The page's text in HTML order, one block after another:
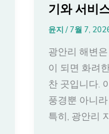
기와 서비
윤지 / 7월 7,
광안리 해변
이 되면 화려
찬 곳입니다.
풍경뿐 아니
특히, 광안리